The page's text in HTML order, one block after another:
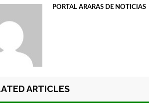
PORTAL ARARAS DE NOTICIAS
ARTICLES